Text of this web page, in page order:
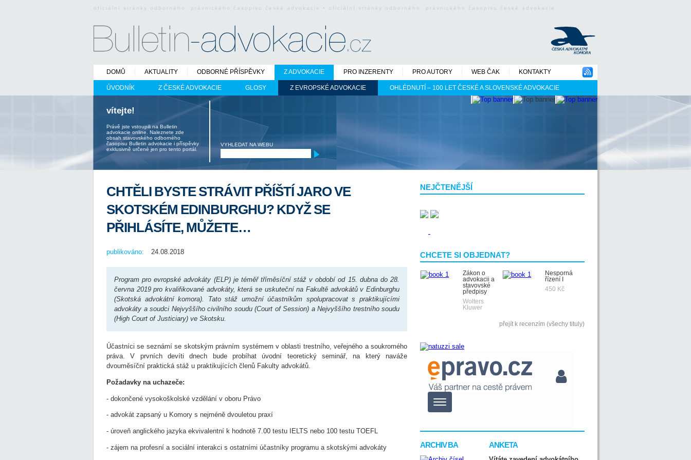
oficiální stránky odborného právnického časopisu české advokacie • oficiální stránky odborného právnického časopisu české advokacie
DOMŮ AKTUALITY ODBORNÉ PŘÍSPĚVKY Z ADVOKACIE
ÚVODNÍK Z ČESKÉ ADVOKACIE GLOSY Z EVROPSKÉ ADVOKACIE OHLÉDNUTÍ – 100 LET ČESKÉ A SLOVENSKÉ ADVOKACIE
PRO INZERENTY PRO AUTORY WEB ČAK KONTAKTY
vítejte!
Právě jste vstoupili na Bulletin
advokacie online. Naleznete zde
obsah stavovského odborného
časopisu Bulletin advokacie i příspěvky
exklusivně určené jen pro tento portál.
VYHLEDAT NA WEBU
NEJČTENĚJŠÍ
CHCETE SI OBJEDNAT?
Zákon o
advokacii a
stavovské
předpisy
Wolters
Kluwer
Nesporná
řízení I
450 Kč
přejít k recenzím (všechy tituly)
ARCHIV BA ANKETA
CHTĚLI BYSTE STRÁVIT PŘÍŠTÍ JARO VE
SKOTSKÉM EDINBURGHU? KDYŽ SE
PŘIHLÁSÍTE, MŮŽETE…
publikováno: 24.08.2018
Program pro evropské advokáty (ELP) je téměř tříměsíční stáž v období od 15. dubna do 28.
června 2019 pro kvalifikované advokáty, která se uskuteční na Fakultě advokátů v Edinburghu
(Skotská advokátní komora). Tato stáž umožní účastníkům spolupracovat s praktikujícími
advokáty a soudci Nejvyššího civilního soudu (Court of Session) a Nejvyššího trestního soudu
(High Court of Justiciary) ve Skotsku.
Účastníci se seznámí se skotským právním systémem v oblasti trestního, veřejného a soukromého
práva. V prvních devíti dnech bude probíhat úvodní teoretický seminář, na který naváže
dvouměsíční praktická stáž u praktikujících členů Fakulty advokátů.
Požadavky na uchazeče:
- dokončené vysokoškolské vzdělání v oboru Právo
- advokát zapsaný u Komory s nejméně dvouletou praxí
- úroveň anglického jazyka ekvivalentní k hodnotě 7.00 testu IELTS nebo 100 testu TOEFL
- zájem na profesní a sociální interakci s ostatními účastníky programu a skotskými advokáty